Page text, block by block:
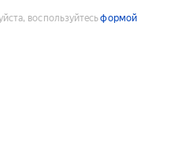
воспользуйтесьформой